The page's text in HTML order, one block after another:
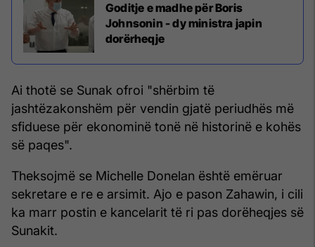
Goditje e madhe për Boris
Johnsonin - dy ministra japin
dorërheqje
Ai thotë se Sunak ofroi "shërbim të
jashtëzakonshëm për vendin gjatë periudhës më
sfiduese për ekonominë tonë në historinë e kohës
së paqes".
Theksojmë se Michelle Donelan është emëruar
sekretare e re e arsimit. Ajo e pason Zahawin, i cili
ka marr postin e kancelarit të ri pas dorëheqjes së
Sunakit.